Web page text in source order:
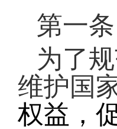
第一条
为了
维护国
权益，